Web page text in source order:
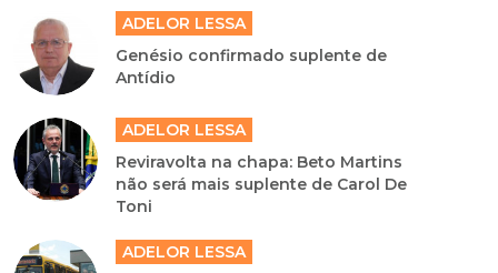
ADELOR LESSA
Genésio confirmado suplente de
Antídio
ADELOR LESSA
Reviravolta na chapa: Beto Martins
não será mais suplente de Carol De
Toni
ADELOR LESSA